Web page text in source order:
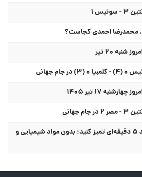
۱
محمدرضا احمدی کجاست؟
۲۰ تیر
جهانی
۱۷ تیر ۱۴۰۵
جهانی
مایکروویو را با این ترفند ۵ دقیقه‌ای تمیز کنید؛ بدون مواد شیمیایی و